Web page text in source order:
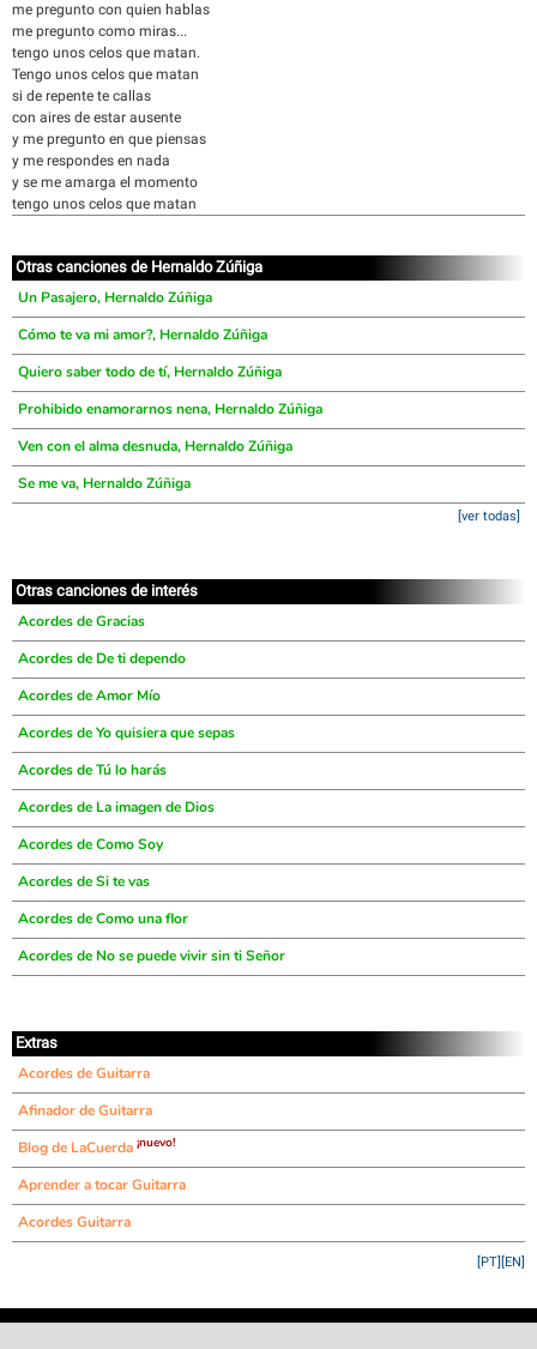
me pregunto con quien hablas
me pregunto como miras...
tengo unos celos que matan.
Tengo unos celos que matan
si de repente te callas
con aires de estar ausente
y me pregunto en que piensas
y me respondes en nada
y se me amarga el momento
tengo unos celos que matan
Otras canciones de Hernaldo Zúñiga
Un Pasajero, Hernaldo Zúñiga
Cómo te va mi amor?, Hernaldo Zúñiga
Quiero saber todo de tí, Hernaldo Zúñiga
Prohibido enamorarnos nena, Hernaldo Zúñiga
Ven con el alma desnuda, Hernaldo Zúñiga
Se me va, Hernaldo Zúñiga
[ver todas]
Otras canciones de interés
Acordes de Gracias
Acordes de De ti dependo
Acordes de Amor Mío
Acordes de Yo quisiera que sepas
Acordes de Tú lo harás
Acordes de La imagen de Dios
Acordes de Como Soy
Acordes de Si te vas
Acordes de Como una flor
Acordes de No se puede vivir sin ti Señor
Extras
Acordes de Guitarra
Afinador de Guitarra
Blog de LaCuerda ¡nuevo!
Aprender a tocar Guitarra
Acordes Guitarra
[EN]
[PT]